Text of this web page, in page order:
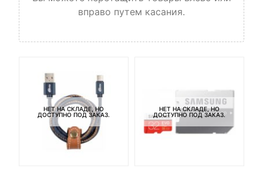
вправо путем касания.
НЕТ НА СКЛАДЕ, НО
ДОСТУПНО ПОД ЗАКАЗ.
НЕТ НА СКЛАДЕ, НО
ДОСТУПНО ПОД ЗАКАЗ.